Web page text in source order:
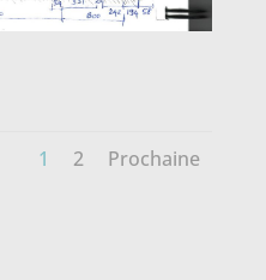
1 2 Prochaine